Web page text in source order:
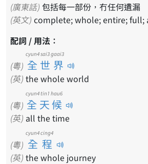
(廣東話) 包括每一部份，冇任何遺漏
(英文) complete; whole; entire; full;
配詞 / 用法：
(粵) 全世界
cyun4 sai3 gaai3
(英) the whole world
(粵) 全天候
cyun4 tin1 hau6
(英) all the time
(粵) 全程
cyun4 cing4
(英) the whole journey